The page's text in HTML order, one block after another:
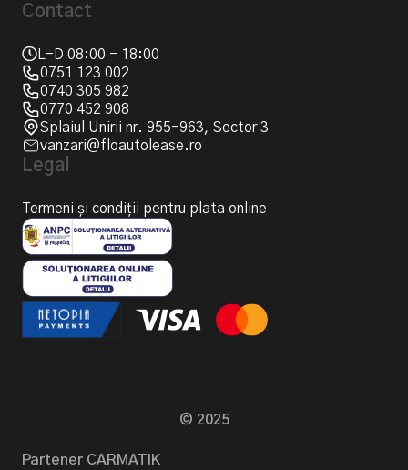
Contact
L-D 08:00 - 18:00
0751 123 002
0740 305 982
0770 452 908
Splaiul Unirii nr. 955-963, Sector 3
vanzari@floautolease.ro
Legal
Termeni și condiții pentru plata online
Partener CARMATIK
© 2025